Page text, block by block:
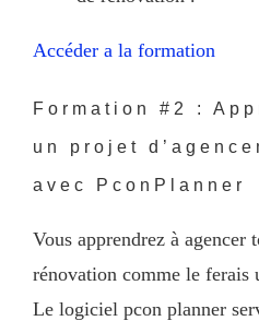
Accéder a la formation
Formation #2 :
un projet
avec PconPlanner
Vous apprendrez à agencer
rénovation comme le ferais
Le logiciel pcon planner